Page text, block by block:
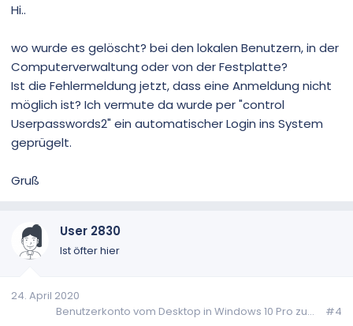
Hi..
wo wurde es gelöscht? bei den lokalen Benutzern, in der
Computerverwaltung oder von der Festplatte?
Ist die Fehlermeldung jetzt, dass eine Anmeldung nicht
möglich ist? Ich vermute da wurde per "control
Userpasswords2" ein automatischer Login ins System
geprügelt.
Gruß
User 2830
Ist öfter hier
24. April 2020
Benutzerkonto vom Desktop in Windows 10 Pro zu...
#4